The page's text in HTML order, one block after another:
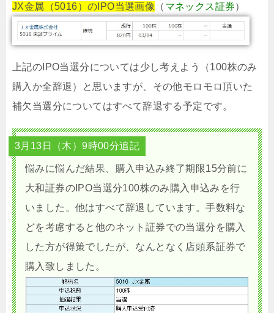
JX金属（5016）のIPO当選画像 （ マネックス証券）
上記のIPO当選分については少し考えよう（100株のみ
購入か全辞退）と思いますが、その他モロモロ頂いた
補欠当選分についてはすべて辞退する予定です。
3月13日（木）9時00分追記
悩みに悩んだ結果、購入申込み終了期限15分前に
大和証券のIPO当選分100株のみ購入申込みを行
いました。他はすべて辞退しています。手数料な
どを考慮すると他のネット証券での当選分を購入
した方が得策でしたが、なんとなく店頭系証券で
購入致しました。